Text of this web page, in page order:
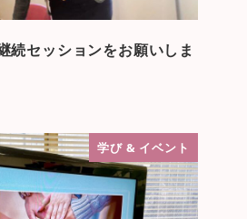
続セッションをお願いしま
学び & イベント